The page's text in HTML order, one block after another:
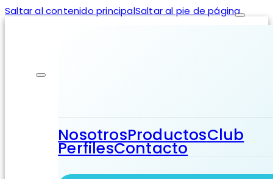
Saltar al contenido principalSaltar al pie de página
NosotrosProductosClub
PerfilesContacto